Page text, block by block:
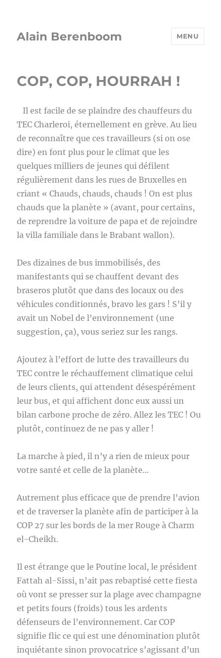
Alain Berenboom MENU
COP, COP, HOURRAH !
Il est facile de se plaindre des chauffeurs du
TEC Charleroi, éternellement en grève. Au lieu
de reconnaître que ces travailleurs (si on ose
dire) en font plus pour le climat que les
quelques milliers de jeunes qui défilent
régulièrement dans les rues de Bruxelles en
criant « Chauds, chauds, chauds ! On est plus
chauds que la planète » (avant, pour certains,
de reprendre la voiture de papa et de rejoindre
la villa familiale dans le Brabant wallon).
Des dizaines de bus immobilisés, des
manifestants qui se chauffent devant des
braseros plutôt que dans des locaux ou des
véhicules conditionnés, bravo les gars ! S’il y
avait un Nobel de l’environnement (une
suggestion, ça), vous seriez sur les rangs.
Ajoutez à l’effort de lutte des travailleurs du
TEC contre le réchauffement climatique celui
de leurs clients, qui attendent désespérément
leur bus, et qui affichent donc eux aussi un
bilan carbone proche de zéro. Allez les TEC ! Ou
plutôt, continuez de ne pas y aller !
La marche à pied, il n’y a rien de mieux pour
votre santé et celle de la planète…
Autrement plus efficace que de prendre l’avion
et de traverser la planète afin de participer à la
COP 27 sur les bords de la mer Rouge à Charm
el-Cheikh.
Il est étrange que le Poutine local, le président
Fattah al-Sissi, n’ait pas rebaptisé cette fiesta
où vont se presser sur la plage avec champagne
et petits fours (froids) tous les ardents
défenseurs de l’environnement. Car COP
signifie flic ce qui est une dénomination plutôt
inquiétante sinon provocatrice s’agissant d’un